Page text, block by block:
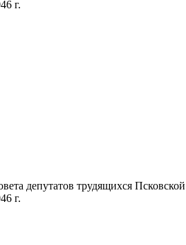
г.
депутатов трудящихся
г.